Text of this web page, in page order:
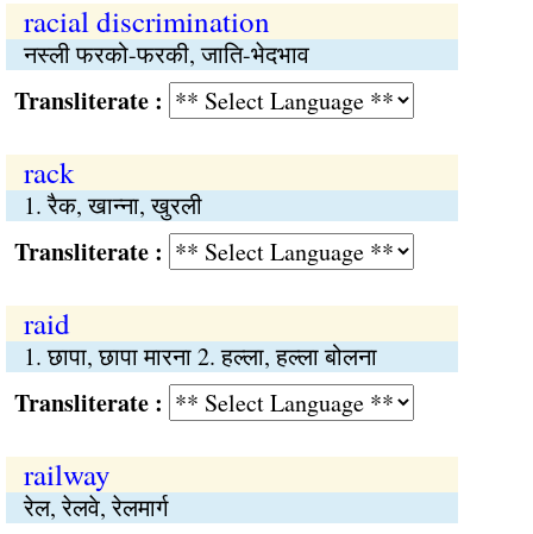
racial discrimination
नस्ली फरको-फरकी, जाति-भेदभाव
:
rack
1. रैक, खान्ना, खुरली
:
raid
1. छापा, छापा मारना 2. हल्ला, हल्ला बोलना
:
railway
रेल, रेलवे, रेलमार्ग